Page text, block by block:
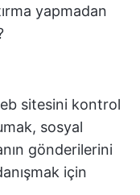
yapmadan
sitesini kontrol
sosyal
gönderilerini
için